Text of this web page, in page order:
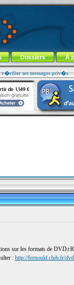
Dossiers À
v�rifier ses messages priv�s
sur les formats de
: http://fernould.club.fr/